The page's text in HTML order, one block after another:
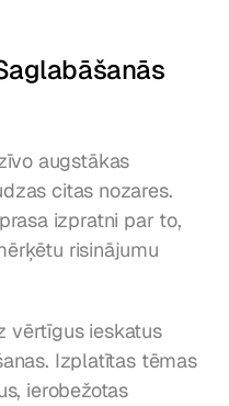
augstākas
citas nozares.
izpratni par to,
risinājumu
vērtīgus ieskatus
Izplatītas tēmas
ierobežotas